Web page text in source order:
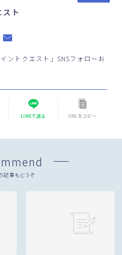
ト
ントクエスト」SNSフォローお
LINEで送る URLをコピー
記事もどうぞ